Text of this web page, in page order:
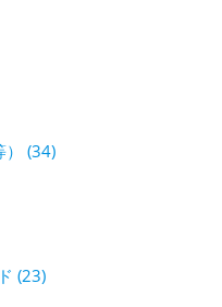
） (34)
(23)